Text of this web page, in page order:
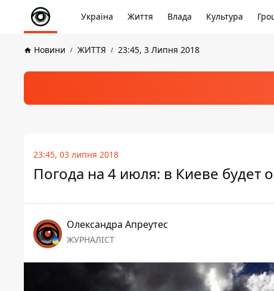
Україна Життя Влада Культура
Новини ЖИТТЯ 23:45, 3 Липня 2018
23:45, 03 липня 2018
Погода на 4 июля: в Киеве будет
Олександра Апреутес
ЖУРНАЛІСТ